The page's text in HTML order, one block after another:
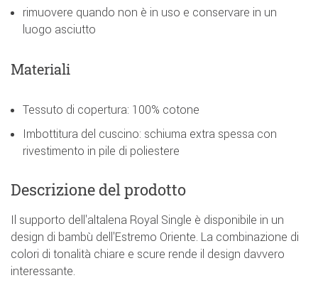
rimuovere quando non è in uso e conservare in un
luogo asciutto
Materiali
Tessuto di copertura: 100% cotone
Imbottitura del cuscino: schiuma extra spessa con
rivestimento in pile di poliestere
Descrizione del prodotto
Il supporto dell'altalena Royal Single è disponibile in un
design di bambù dell'Estremo Oriente. La combinazione di
colori di tonalità chiare e scure rende il design davvero
interessante.